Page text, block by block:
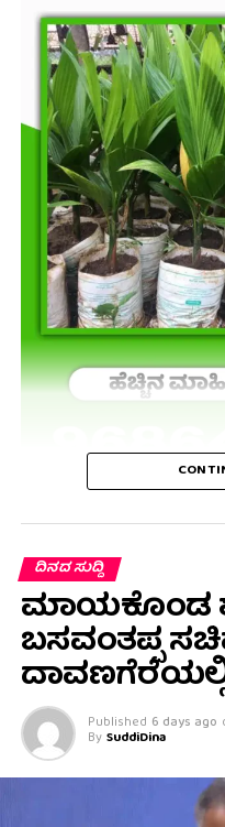
ದಿನದ ಸುದ್ದಿ
ಮಾಯಕೊಂಡ
ಬಸವಂತಪ್ಪ
Published 6 days ago
By SuddiDina